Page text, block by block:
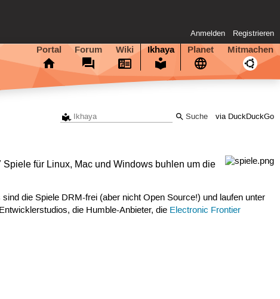
Anmelden Registrieren
Portal Forum Wiki Ikhaya Planet Mitmachen
via DuckDuckGo
für Linux, Mac und Windows buhlen um die
die Spiele DRM-frei (aber nicht Open Source!) und laufen unter
die Humble-Anbieter, die Electronic Frontier